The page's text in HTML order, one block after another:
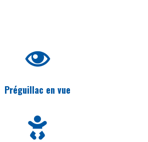
Préguillac en vue